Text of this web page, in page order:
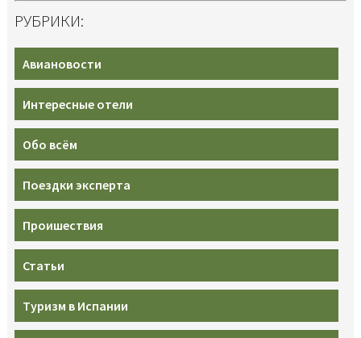
РУБРИКИ:
Авиановости
Интересные отели
Обо всём
Поездки эксперта
Проишествия
Статьи
Туризм в Испании